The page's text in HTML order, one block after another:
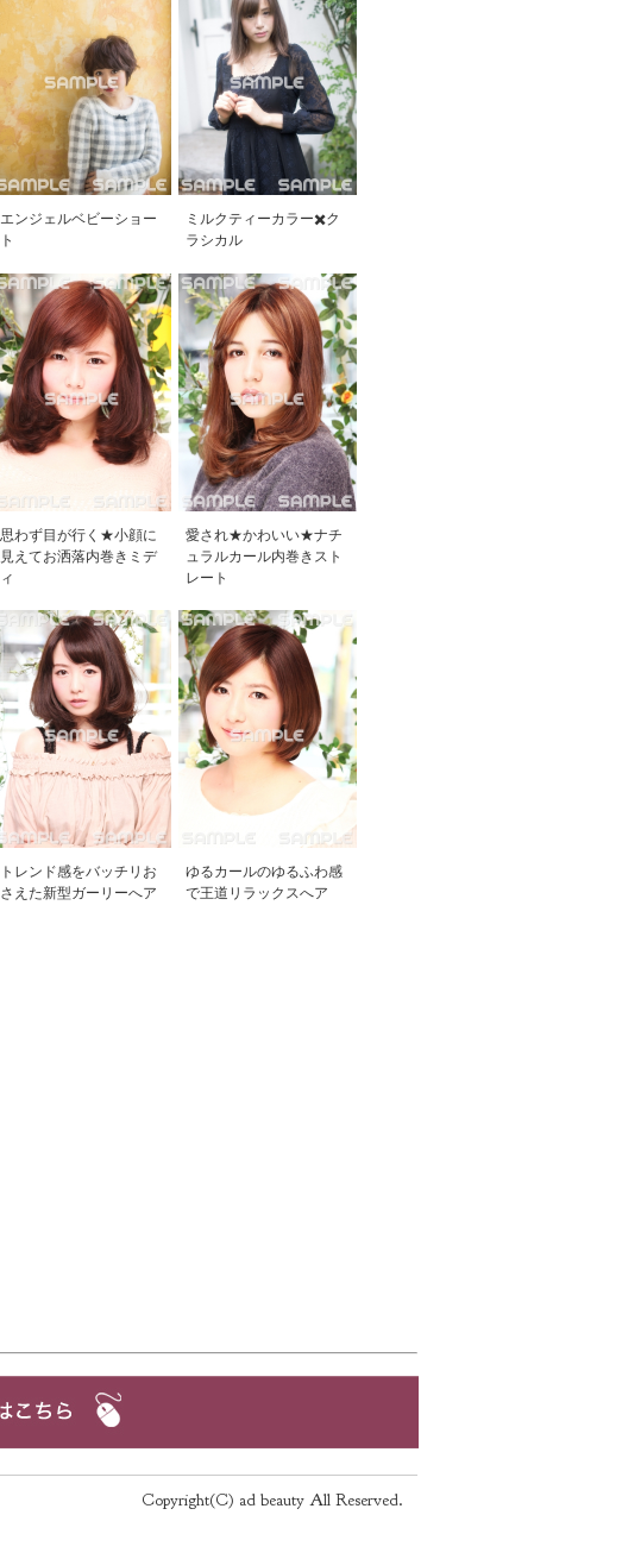
エンジェルベビーショー
ト
ミルクティーカラー✖️ク
ラシカル
思わず目が行く★小顔に
見えてお洒落内巻きミデ
ィ
愛され★かわいい★ナチ
ュラルカール内巻きスト
レート
トレンド感をバッチリお
さえた新型ガーリーへア
ゆるカールのゆるふわ感
で王道リラックスへア
Copyright(C) ad beauty All Reserved.